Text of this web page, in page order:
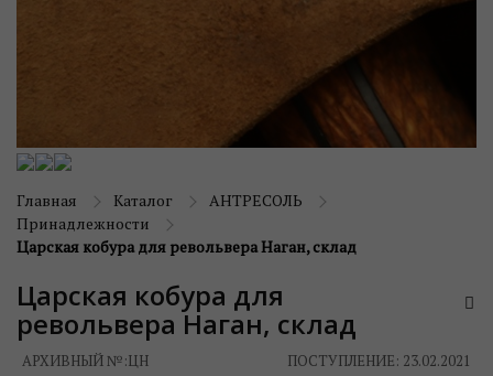
Главная Каталог
АНТРЕСОЛЬ
Принадлежности
Царская кобура для револьвера Наган, склад
Царская кобура для
револьвера Наган, склад
АРХИВНЫЙ №:ЦН ПОСТУПЛЕНИЕ: 23.02.2021